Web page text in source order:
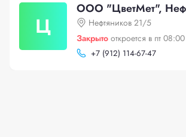
Ц
ООО "ЦветМет",
Нефтяников 21/5
Закрыто откроется в пт 08:00
+7 (912) 114-67-47